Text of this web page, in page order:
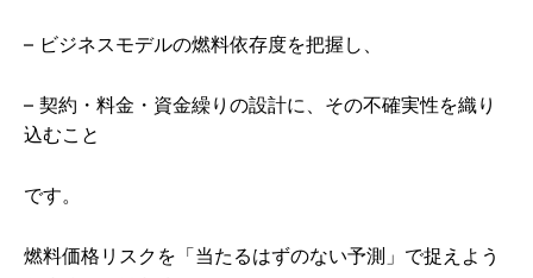
– ビジネスモデルの燃料依存度を把握し、
– 契約・料金・資金繰りの設計に、その不確実性を織り
込むこと
です。
燃料価格リスクを「当たるはずのない予測」で捉えよう